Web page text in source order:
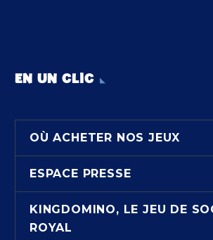
EN UN CLIC
OÙ ACHETER NOS JEUX
ESPACE PRESSE
KINGDOMINO, LE JEU DE
ROYAL